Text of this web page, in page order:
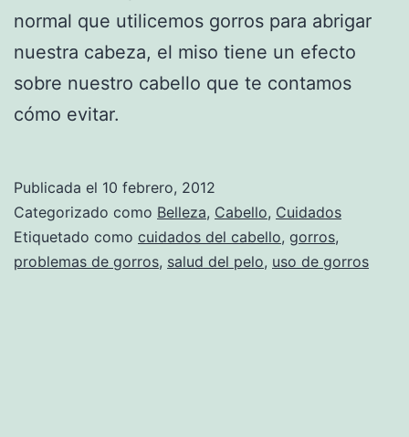
normal que utilicemos gorros para abrigar
nuestra cabeza, el miso tiene un efecto
sobre nuestro cabello que te contamos
cómo evitar.
Publicada el 10 febrero, 2012
Categorizado como Belleza, Cabello, Cuidados
Etiquetado como cuidados del cabello, gorros,
problemas de gorros, salud del pelo, uso de gorros